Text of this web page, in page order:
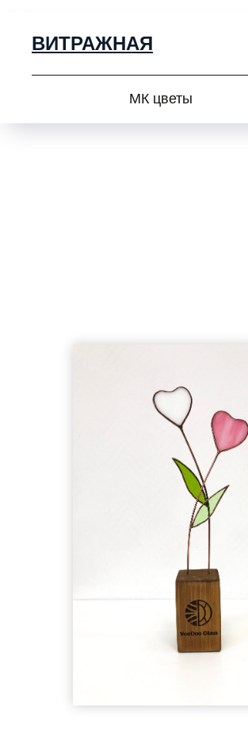
ВИТРАЖНАЯ
МК цветы